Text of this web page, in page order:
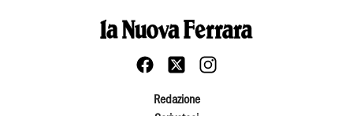
Redazione